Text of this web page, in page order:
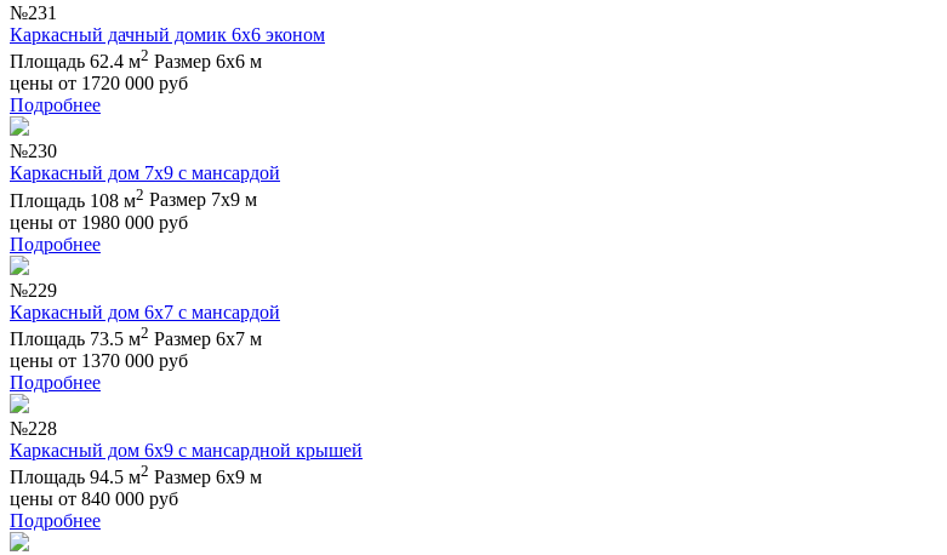
№231
Каркасный дачный домик 6х6 эконом
Площадь 62.4 м2 Размер 6х6 м
цены от 1720 000 руб
Подробнее
№230
Каркасный дом 7х9 с мансардой
Площадь 108 м2 Размер 7х9 м
цены от 1980 000 руб
Подробнее
№229
Каркасный дом 6х7 с мансардой
Площадь 73.5 м2 Размер 6х7 м
цены от 1370 000 руб
Подробнее
№228
Каркасный дом 6х9 с мансардной крышей
Площадь 94.5 м2 Размер 6х9 м
цены от 840 000 руб
Подробнее